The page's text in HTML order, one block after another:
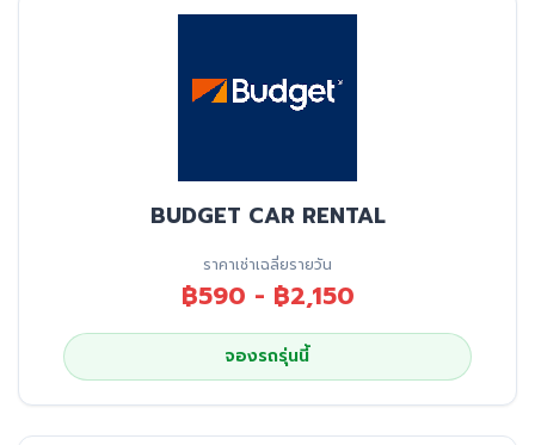
BUDGET CAR RENTAL
ราคาเช่าเฉลี่ยรายวัน
฿590 - ฿2,150
จองรถรุ่นนี้